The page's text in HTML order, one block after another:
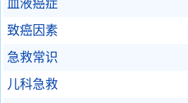
血液癌症
致癌因素
急救常识
儿科急救